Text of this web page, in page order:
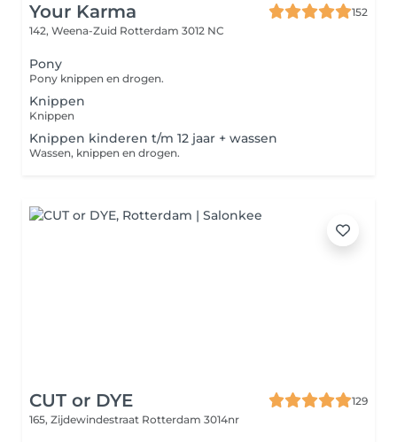
Your Karma
152
142, Weena-Zuid Rotterdam 3012 NC
Pony
Pony knippen en drogen.
Knippen
Knippen
Knippen kinderen t/m 12 jaar + wassen
Wassen, knippen en drogen.
CUT or DYE
129
165, Zijdewindestraat Rotterdam 3014nr